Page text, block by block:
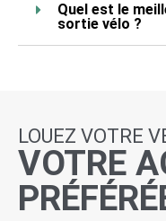
Quel est le
sortie vélo ?
LOUEZ VOTRE
VOTRE